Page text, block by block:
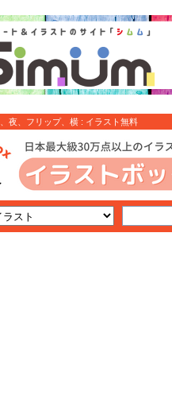
夜、フリップ、横 : イラスト無料